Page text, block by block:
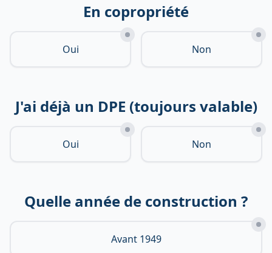
En copropriété
Oui Non
J'ai déjà un DPE (toujours valable)
Oui Non
Quelle année de construction ?
Avant 1949